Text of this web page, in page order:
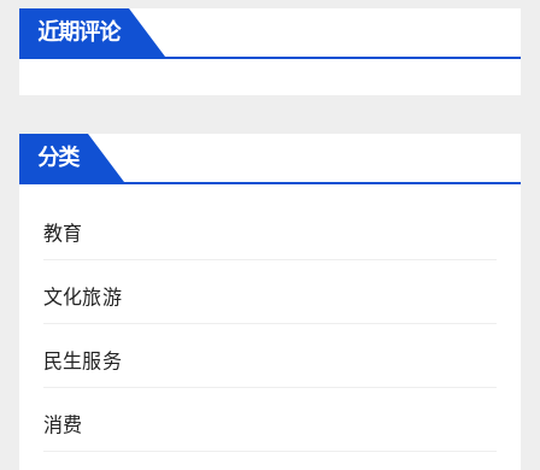
近期评论
分类
教育
文化旅游
民生服务
消费